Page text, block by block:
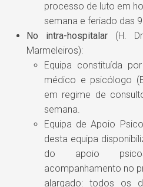
processo de luto em
semana e feriado das
No intra-hospitalar (H.
Marmeleiros):
Equipa constituída
médico e psicólogo
em regime de
semana.
Equipa de Apoio
desta equipa
do apoio
acompanhamento no
alargado: todos os